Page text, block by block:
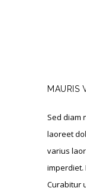
MAURIS
Sed diam
laoreet
varius
imperdiet.
Curabitur